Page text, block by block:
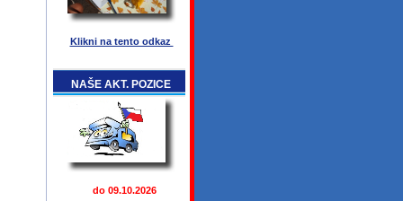
Klikni na tento odkaz
NAŠE AKT. POZICE
do 09.10.2026